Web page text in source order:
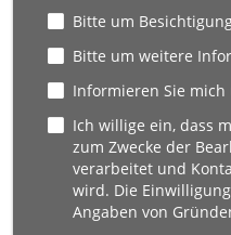
Bitte um
Bitte um weitere
Informieren Sie
Ich willige ein, dass
zum Zwecke der
verarbeitet und
wird. Die
Angaben von